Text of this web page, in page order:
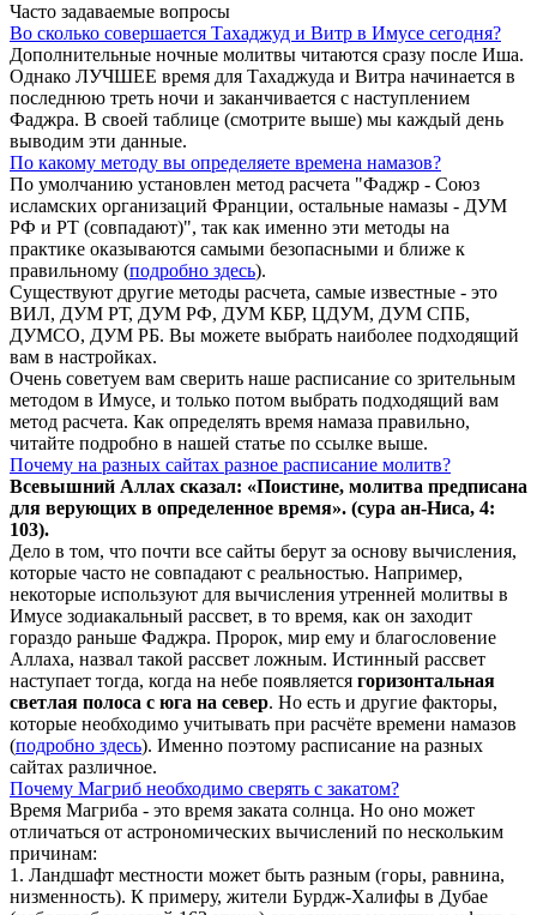
Часто задаваемые вопросы
Во сколько совершается Тахаджуд и Витр в Имусе сегодня?
Дополнительные ночные молитвы читаются сразу после Иша.
Однако ЛУЧШЕЕ время для Тахаджуда и Витра начинается в
последнюю треть ночи и заканчивается с наступлением
Фаджра. В своей таблице (смотрите выше) мы каждый день
выводим эти данные.
По какому методу вы определяете времена намазов?
По умолчанию установлен метод расчета "Фаджр - Союз
исламских организаций Франции, остальные намазы - ДУМ
РФ и РТ (совпадают)", так как именно эти методы на
практике оказываются самыми безопасными и ближе к
правильному (подробно здесь).
Существуют другие методы расчета, самые известные - это
ВИЛ, ДУМ РТ, ДУМ РФ, ДУМ КБР, ЦДУМ, ДУМ СПБ,
ДУМСО, ДУМ РБ. Вы можете выбрать наиболее подходящий
вам в настройках.
Очень советуем вам сверить наше расписание со зрительным
методом в Имусе, и только потом выбрать подходящий вам
метод расчета. Как определять время намаза правильно,
читайте подробно в нашей статье по ссылке выше.
Почему на разных сайтах разное расписание молитв?
Всевышний Аллах сказал: «Поистине, молитва предписана
для верующих в определенное время». (сура ан-Ниса, 4:
103).
Дело в том, что почти все сайты берут за основу вычисления,
которые часто не совпадают с реальностью. Например,
некоторые используют для вычисления утренней молитвы в
Имусе зодиакальный рассвет, в то время, как он заходит
гораздо раньше Фаджра. Пророк, мир ему и благословение
Аллаха, назвал такой рассвет ложным. Истинный рассвет
наступает тогда, когда на небе появляется горизонтальная
светлая полоса с юга на север. Но есть и другие факторы,
которые необходимо учитывать при расчёте времени намазов
(подробно здесь). Именно поэтому расписание на разных
сайтах различное.
Почему Магриб необходимо сверять с закатом?
Время Магриба - это время заката солнца. Но оно может
отличаться от астрономических вычислений по нескольким
причинам:
1. Ландшафт местности может быть разным (горы, равнина,
низменность). К примеру, жители Бурдж-Халифы в Дубае